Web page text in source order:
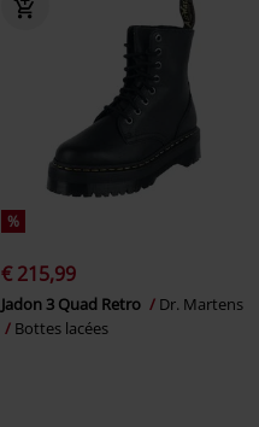
%
€ 215,99
Jadon 3 Quad Retro
Dr. Martens
Bottes lacées